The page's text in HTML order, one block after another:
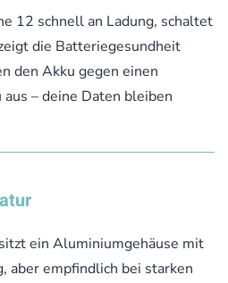
12 schnell an Ladung, schaltet
die Batteriegesundheit
den Akku gegen einen
– deine Daten bleiben
ein Aluminiumgehäuse mit
aber empfindlich bei starken